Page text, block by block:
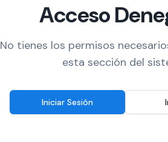
Acceso
No tienes los permisos
esta sección del
Iniciar Sesión